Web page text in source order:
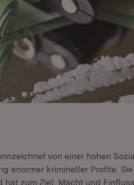
von einer hohen
enormer krimineller Profite.
zum Ziel, Macht und